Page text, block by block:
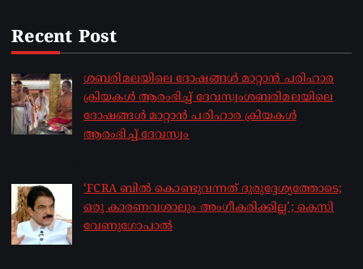
Recent Post
ശബരിമലയിലെ ദോഷങ്ങൾ മാറ്റാൻ പരിഹാര
ക്രിയകൾ ആരംഭിച്ച് ദേവസ്വംശബരിമലയിലെ
ദോഷങ്ങൾ മാറ്റാൻ പരിഹാര ക്രിയകൾ
ആരംഭിച്ച് ദേവസ്വം
‘FCRA ബിൽ കൊണ്ടുവന്നത് ദുരുദ്ദേശ്യത്തോടെ;
ഒരു കാരണവശാലും അം​ഗീകരിക്കില്ല’; കെസി
വേണു​ഗോപാൽ